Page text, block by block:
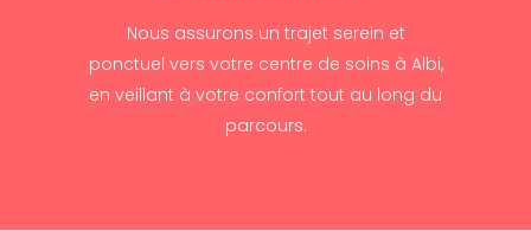
Nous assurons un trajet serein et
ponctuel vers votre centre de soins à Albi,
en veillant à votre confort tout au long du
parcours.